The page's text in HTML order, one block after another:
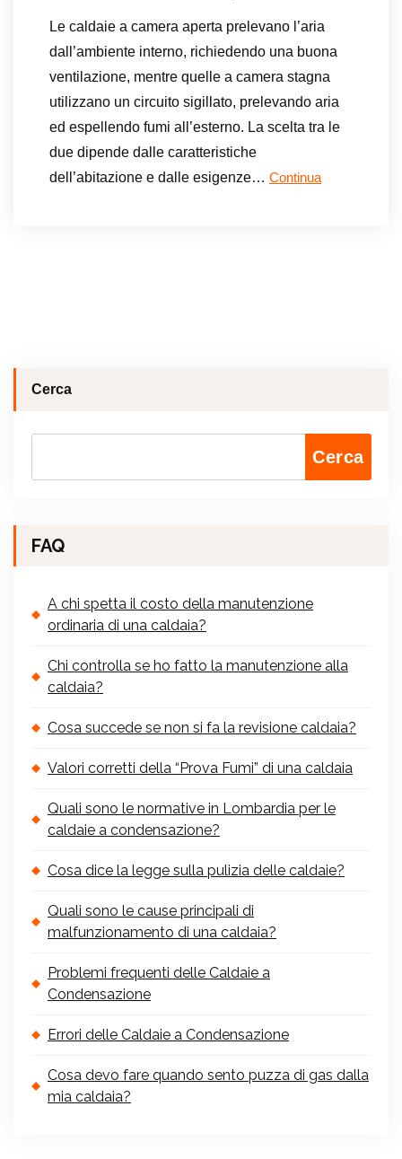
Le caldaie a camera aperta prelevano l’aria
dall’ambiente interno, richiedendo una buona
ventilazione, mentre quelle a camera stagna
utilizzano un circuito sigillato, prelevando aria
ed espellendo fumi all’esterno. La scelta tra le
due dipende dalle caratteristiche
dell’abitazione e dalle esigenze… Continua
Cerca
Cerca
FAQ
A chi spetta il costo della manutenzione
ordinaria di una caldaia?
Chi controlla se ho fatto la manutenzione alla
caldaia?
Cosa succede se non si fa la revisione caldaia?
Valori corretti della “Prova Fumi” di una caldaia
Quali sono le normative in Lombardia per le
caldaie a condensazione?
Cosa dice la legge sulla pulizia delle caldaie?
Quali sono le cause principali di
malfunzionamento di una caldaia?
Problemi frequenti delle Caldaie a
Condensazione
Errori delle Caldaie a Condensazione
Cosa devo fare quando sento puzza di gas dalla
mia caldaia?